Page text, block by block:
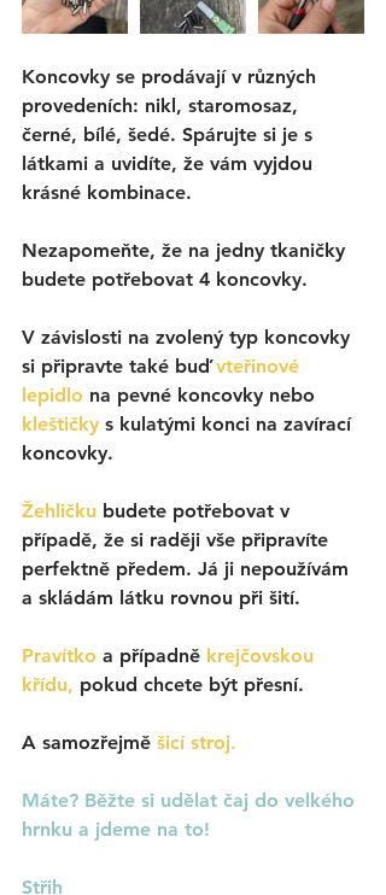
Koncovky se prodávají v různých
provedeních: nikl, staromosaz,
černé, bílé, šedé. Spárujte si je s
látkami a uvidíte, že vám vyjdou
krásné kombinace.
Nezapomeňte, že na jedny tkaničky
budete potřebovat 4 koncovky.
V závislosti na zvolený typ koncovky
si připravte také buď vteřinové
lepidlo na pevné koncovky nebo
kleštičky s kulatými konci na zavírací
koncovky.
Žehličku budete potřebovat v
případě, že si raději vše připravíte
perfektně předem. Já ji nepoužívám
a skládám látku rovnou při šití.
Pravítko a případně krejčovskou
křídu, pokud chcete být přesní.
A samozřejmě šicí stroj.
Máte? Běžte si udělat čaj do velkého
hrnku a jdeme na to!
Střih